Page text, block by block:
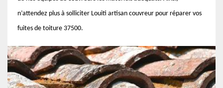
n’attendez plus à solliciter Louiti artisan couvreur pour réparer vos
fuites de toiture 37500.